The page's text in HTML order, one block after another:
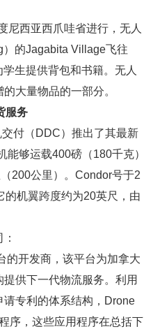
尼西亚西爪哇省进行，无人
的Jagabita Village飞往
生提供背包和书籍。无人
大量物品的一部分。
服务
付（DDC）推出了其最新
够运载400磅（180千克）
200公里）。Condor号于2
的机翼跨度约为20英尺，由
的开发商，该平台为加拿大
供下一代物流服务。利用
专利的体系结构，Drone
序，这些应用程序在总括下